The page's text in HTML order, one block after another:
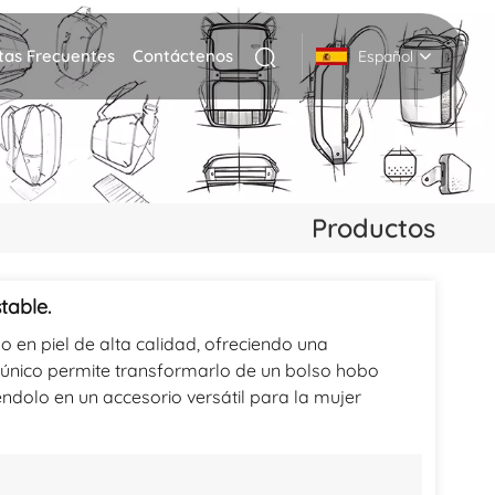
Frecuentes Contáctenos Español
English
Italiano
Español
Português
Productos
en piel de alta calidad, ofreciendo una
permite transformarlo de un bolso hobo
en un accesorio versátil para la mujer